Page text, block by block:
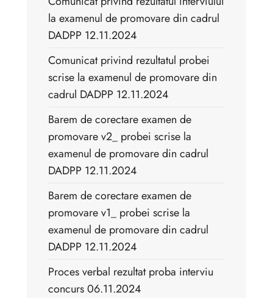
la examenul de promovare din cadrul
DADPP 12.11.2024
Comunicat privind rezultatul probei
scrise la examenul de promovare din
cadrul DADPP 12.11.2024
Barem de corectare examen de
promovare v2_ probei scrise la
examenul de promovare din cadrul
DADPP 12.11.2024
Barem de corectare examen de
promovare v1_ probei scrise la
examenul de promovare din cadrul
DADPP 12.11.2024
Proces verbal rezultat proba interviu
concurs 06.11.2024